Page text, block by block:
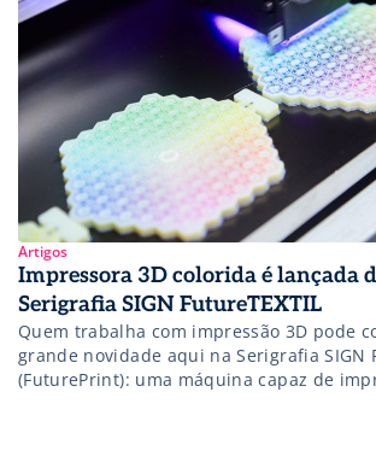
Artigos
Impressora 3D colorida é lançada
Serigrafia SIGN FutureTEXTIL
Quem trabalha com impressão 3D pode
grande novidade aqui na Serigrafia SIGN
(FuturePrint): uma máquina capaz de